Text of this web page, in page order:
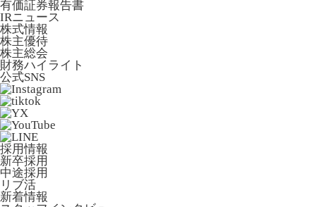
有価証券報告書
IRニュース
株式情報
株主優待
株主総会
財務ハイライト
公式SNS
採用情報
新卒採用
中途採用
リブ活
新着情報